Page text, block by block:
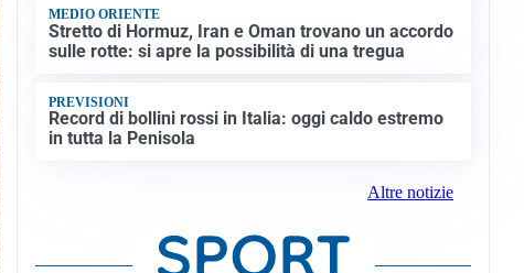
MEDIO ORIENTE
Stretto di Hormuz, Iran e Oman trovano un accordo
sulle rotte: si apre la possibilità di una tregua
PREVISIONI
Record di bollini rossi in Italia: oggi caldo estremo
in tutta la Penisola
Altre notizie